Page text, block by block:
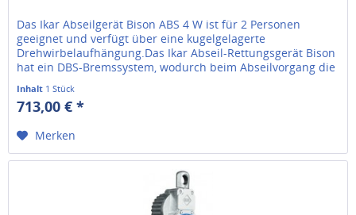
Das Ikar Abseilgerät Bison ABS 4 W ist für 2 Personen
geeignet und verfügt über eine kugelgelagerte
Drehwirbelaufhängung.Das Ikar Abseil-Rettungsgerät Bison
hat ein DBS-Bremssystem, wodurch beim Abseilvorgang die
Inhalt 1 Stück
713,00 € *
Merken